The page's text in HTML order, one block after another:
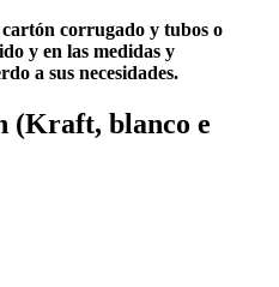
corrugado y tubos o
y en las medidas y
a sus necesidades.
(Kraft, blanco e